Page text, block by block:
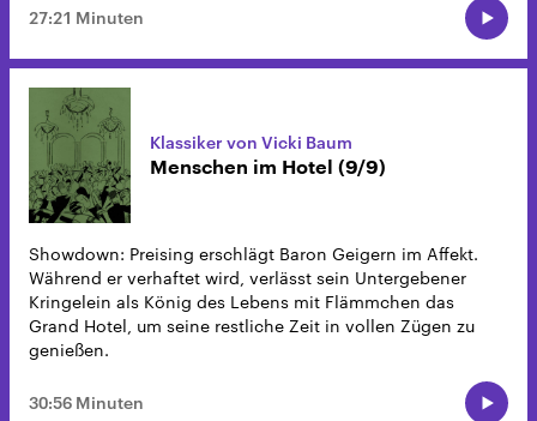
27:21 Minuten
Klassiker von Vicki Baum
Menschen im Hotel (9/9)
Showdown: Preising erschlägt Baron Geigern im Affekt.
Während er verhaftet wird, verlässt sein Untergebener
Kringelein als König des Lebens mit Flämmchen das
Grand Hotel, um seine restliche Zeit in vollen Zügen zu
genießen.
30:56 Minuten